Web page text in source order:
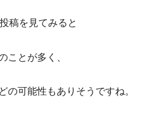
稿を見てみると
ことが多く、
の可能性もありそうですね。